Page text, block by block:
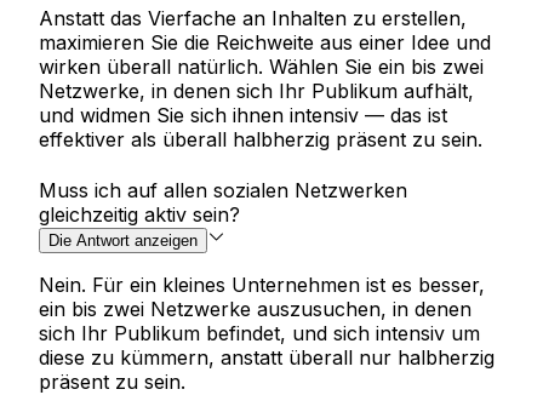
Anstatt das Vierfache an Inhalten zu erstellen,
maximieren Sie die Reichweite aus einer Idee und
wirken überall natürlich. Wählen Sie ein bis zwei
Netzwerke, in denen sich Ihr Publikum aufhält,
und widmen Sie sich ihnen intensiv — das ist
effektiver als überall halbherzig präsent zu sein.
Muss ich auf allen sozialen Netzwerken
gleichzeitig aktiv sein?
Die Antwort anzeigen
Nein. Für ein kleines Unternehmen ist es besser,
ein bis zwei Netzwerke auszusuchen, in denen
sich Ihr Publikum befindet, und sich intensiv um
diese zu kümmern, anstatt überall nur halbherzig
präsent zu sein.